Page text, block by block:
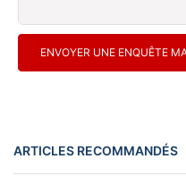
ENVOYER UNE ENQUÊTE
ARTICLES RECOMMANDÉS